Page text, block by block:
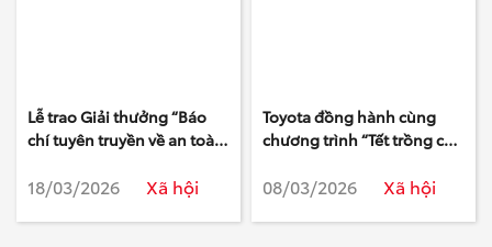
Lễ trao Giải thưởng “Báo
chí tuyên truyền về an toàn
18/03/2026 Xã hội
Toyota đồng hành cùng
chương trình “Tết trồng cây
Xuân Bính Ngọ 2026
08/03/2026 Xã hội